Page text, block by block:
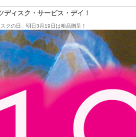
ディスク・サービス・デイ！
クの日、明日3月19日は粗品贈呈！